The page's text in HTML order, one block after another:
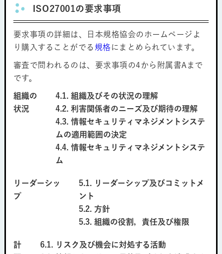
ISO27001の要求事項
要求事項の詳細は、日本規格協会のホームページよ
り購入することがでる 規格にまとめられています。
審査で問われるのは、要求事項の4から附属書Aまで
です。
組織の
状況
4.1. 組織及びその状況の理解
4.2. 利害関係者のニーズ及び期待の理解
4.3. 情報セキュリティマネジメントシステ
ムの適用範囲の決定
4.4. 情報セキュリティマネジメントシステ
ム
リーダーシッ
プ
5.1. リーダーシップ及びコミットメ
ント
5.2. 方針
5.3. 組織の役割，責任及び権限
計
6.1. リスク及び機会に対処する活動